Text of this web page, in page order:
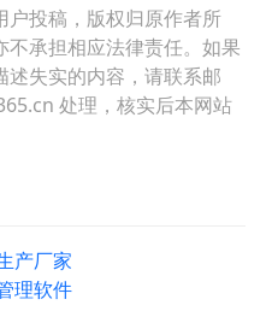
户投稿，版权归原作者所
承担相应法律责任。如果
失实的内容，请联系邮
处理，核实后本网站
产厂家
理软件